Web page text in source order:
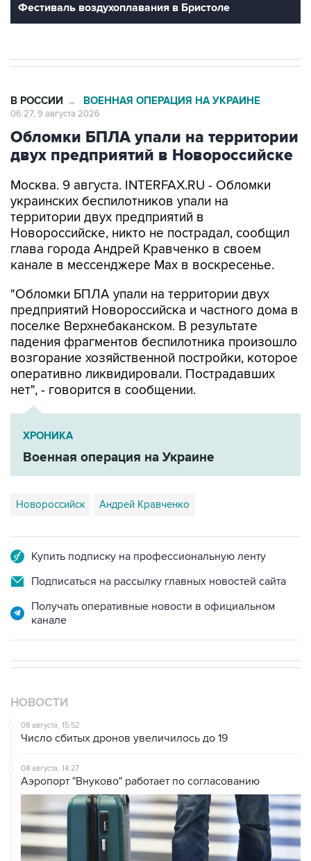
Фестиваль воздухоплавания в Бристоле
В РОССИИ → ВОЕННАЯ ОПЕРАЦИЯ НА УКРАИНЕ
06:27, 9 августа 2026
Обломки БПЛА упали на территории
двух предприятий в Новороссийске
Москва. 9 августа. INTERFAX.RU - Обломки
украинских беспилотников упали на
территории двух предприятий в
Новороссийске, никто не пострадал, сообщил
глава города Андрей Кравченко в своем
канале в мессенджере Max в воскресенье.
"Обломки БПЛА упали на территории двух
предприятий Новороссийска и частного дома в
поселке Верхнебаканском. В результате
падения фрагментов беспилотника произошло
возгорание хозяйственной постройки, которое
оперативно ликвидировали. Пострадавших
нет", - говорится в сообщении.
ХРОНИКА
Военная операция на Украине
Новороссийск Андрей Кравченко
Купить подписку на профессиональную ленту
Подписаться на рассылку главных новостей сайта
Получать оперативные новости в официальном
канале
НОВОСТИ
08 августа, 15:52
Число сбитых дронов увеличилось до 19
08 августа, 14:27
Аэропорт "Внуково" работает по согласованию